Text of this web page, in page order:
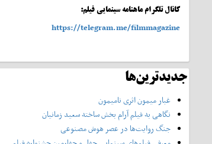
کانال تلگرام ماهنامه سینمایی فیلم:
https://telegram.me/filmmagazine
جدیدترین‌ها
غبار میمون اثری نامیمون
نگاهی به فیلم آرام بخش ساخته سعید زمانیان
جنگ روایت‌ها در عصر هوش مصنوعی